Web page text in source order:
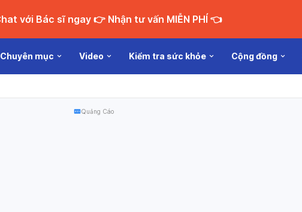
Chat với Bác sĩ ngay 👉 Nhận tư vấn MIỄN PHÍ 👈
Chuyên mục Video Kiểm tra sức khỏe Cộng đồng
Quảng Cáo